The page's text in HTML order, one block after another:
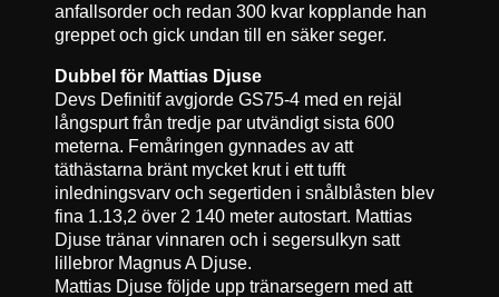
anfallsorder och redan 300 kvar kopplande han
greppet och gick undan till en säker seger.
Dubbel för Mattias Djuse
Devs Definitif avgjorde GS75-4 med en rejäl
långspurt från tredje par utvändigt sista 600
meterna. Femåringen gynnades av att
täthästarna bränt mycket krut i ett tufft
inledningsvarv och segertiden i snålblåsten blev
fina 1.13,2 över 2 140 meter autostart. Mattias
Djuse tränar vinnaren och i segersulkyn satt
lillebror Magnus A Djuse.
Mattias Djuse följde upp tränarsegern med att